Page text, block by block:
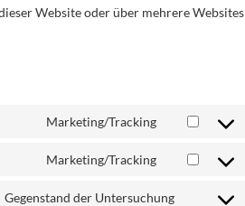
Website oder über mehrere Websites
Marketing/Tracking
Marketing/Tracking
Gegenstand der Untersuchung